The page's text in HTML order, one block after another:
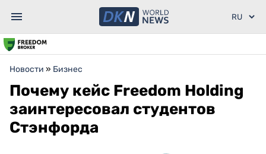
Новости » Бизнес
Почему кейс Freedom Holding
заинтересовал студентов
Стэнфорда